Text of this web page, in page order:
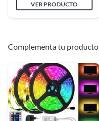
Largo
Color
VER PRODUCTO
Complementa tu producto